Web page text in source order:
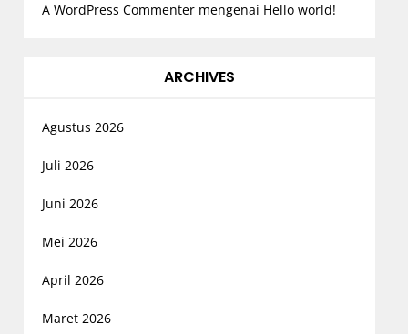
A WordPress Commentermengenai Hello world!
ARCHIVES
Agustus 2026
Juli 2026
Juni 2026
Mei 2026
April 2026
Maret 2026